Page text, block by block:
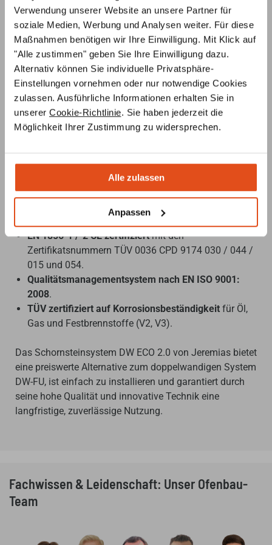
Verwendung unserer Website an unsere Partner für
soziale Medien, Werbung und Analysen weiter. Für diese
Maßnahmen benötigen wir Ihre Einwilligung. Mit Klick auf
"Alle zustimmen" geben Sie Ihre Einwilligung dazu.
Alternativ können Sie individuelle Privatsphäre-
Einstellungen vornehmen oder nur notwendige Cookies
zulassen. Ausführliche Informationen erhalten Sie in
unserer Cookie-Richtlinie. Sie haben jederzeit die
Möglichkeit Ihrer Zustimmung zu widersprechen.
Alle zulassen
Anpassen
zwischen den Metallschalen.
Sicherheitsmerkmale:Rußbrandbeständig bis 1000
°C, niedrige Temperatur am Außenmantel, freie
Ausdehnung des Innenrohrs nach einem Rußbrand
zur Gewährleistung der Beständigkeit.
Vielfältige Farbmöglichkeiten: Außenmantel auf
Anfrage in allen RAL Farben erhältlich.
Spezialdichtung:Für Überdruckbetrieb bis 200 Pa
und Abgastemperaturen bis 200 °C.
Wandkonsole alle 16 Meter.
EN 1856-1 /-2 CE zertifiziertmit den
Zertifikatsnummern TÜV 0036 CPD 9174 030 / 044 /
015 und 054.
Qualitätsmanagementsystem nach EN ISO 9001:
2008.
TÜV zertifiziert auf Korrosionsbeständigkeit für Öl,
Gas und Festbrennstoffe (V2, V3).
Das Schornsteinsystem DW ECO 2.0 von Jeremias bietet
eine preiswerte Alternative zum doppelwandigen System
DW-FU, ist einfach zu installieren und garantiert durch
seine hohe Qualität und innovative Technik eine
langfristige, zuverlässige Nutzung.
Fachwissen & Leidenschaft: Unser Ofenbau-
Team